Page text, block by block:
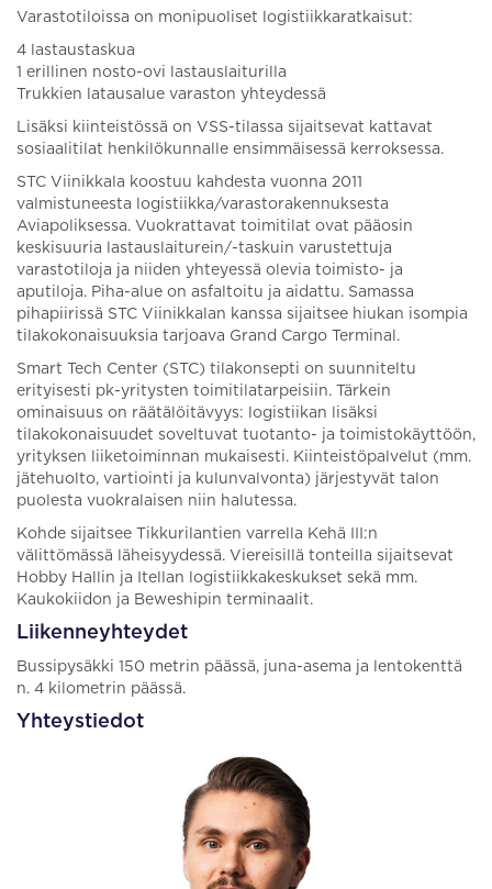
Varastotiloissa on monipuoliset logistiikkaratkaisut:
4 lastaustaskua
1 erillinen nosto-ovi lastauslaiturilla
Trukkien latausalue varaston yhteydessä
Lisäksi kiinteistössä on VSS-tilassa sijaitsevat kattavat
sosiaalitilat henkilökunnalle ensimmäisessä kerroksessa.
STC Viinikkala koostuu kahdesta vuonna 2011
valmistuneesta logistiikka/varastorakennuksesta
Aviapoliksessa. Vuokrattavat toimitilat ovat pääosin
keskisuuria lastauslaiturein/-taskuin varustettuja
varastotiloja ja niiden yhteyessä olevia toimisto- ja
aputiloja. Piha-alue on asfaltoitu ja aidattu. Samassa
pihapiirissä STC Viinikkalan kanssa sijaitsee hiukan isompia
tilakokonaisuuksia tarjoava Grand Cargo Terminal.
Smart Tech Center (STC) tilakonsepti on suunniteltu
erityisesti pk-yritysten toimitilatarpeisiin. Tärkein
ominaisuus on räätälöitävyys: logistiikan lisäksi
tilakokonaisuudet soveltuvat tuotanto- ja toimistokäyttöön,
yrityksen liiketoiminnan mukaisesti. Kiinteistöpalvelut (mm.
jätehuolto, vartiointi ja kulunvalvonta) järjestyvät talon
puolesta vuokralaisen niin halutessa.
Kohde sijaitsee Tikkurilantien varrella Kehä III:n
välittömässä läheisyydessä. Viereisillä tonteilla sijaitsevat
Hobby Hallin ja Itellan logistiikkakeskukset sekä mm.
Kaukokiidon ja Beweshipin terminaalit.
Liikenneyhteydet
Bussipysäkki 150 metrin päässä, juna-asema ja lentokenttä
n. 4 kilometrin päässä.
Yhteystiedot